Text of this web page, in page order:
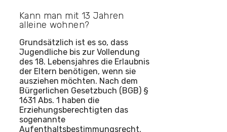
Kann man mit 13 Jahren
alleine wohnen?
Grundsätzlich ist es so, dass
Jugendliche bis zur Vollendung
des 18. Lebensjahres die Erlaubnis
der Eltern benötigen, wenn sie
ausziehen möchten. Nach dem
Bürgerlichen Gesetzbuch (BGB) §
1631 Abs. 1 haben die
Erziehungsberechtigten das
sogenannte
Aufenthaltsbestimmungsrecht.